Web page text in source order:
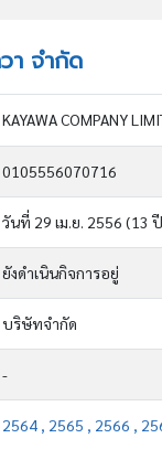
า จำกัด
KAYAWA COMPANY
0105556070716
วันที่ 29 เม.ย. 2556 (13
ยังดำเนินกิจการอยู่
บริษัทจำกัด
-
2564 , 2565 , 2566 ,